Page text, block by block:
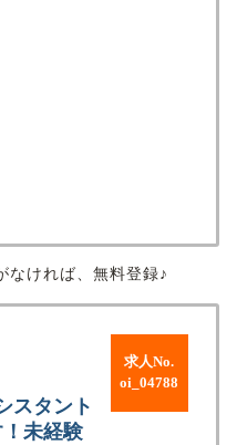
ければ、無料登録♪
求人No.
oi_04788
スタント
！未経験